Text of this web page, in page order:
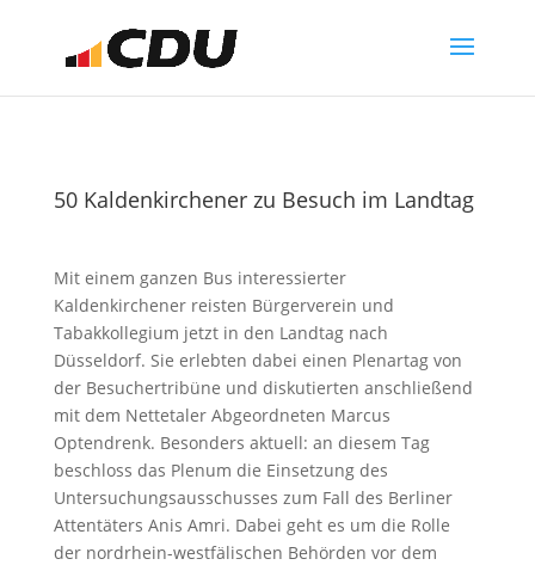
50 Kaldenkirchener zu Besuch im Landtag
Mit einem ganzen Bus interessierter
Kaldenkirchener reisten Bürgerverein und
Tabakkollegium jetzt in den Landtag nach
Düsseldorf. Sie erlebten dabei einen Plenartag von
der Besuchertribüne und diskutierten anschließend
mit dem Nettetaler Abgeordneten Marcus
Optendrenk. Besonders aktuell: an diesem Tag
beschloss das Plenum die Einsetzung des
Untersuchungsausschusses zum Fall des Berliner
Attentäters Anis Amri. Dabei geht es um die Rolle
der nordrhein-westfälischen Behörden vor dem